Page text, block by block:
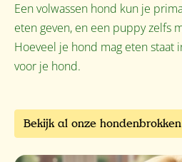
Een volwassen hond kun je
eten geven, en een puppy zelfs
Hoeveel je hond mag eten staat
voor je hond.
Bekijk al onze hondenbrokken